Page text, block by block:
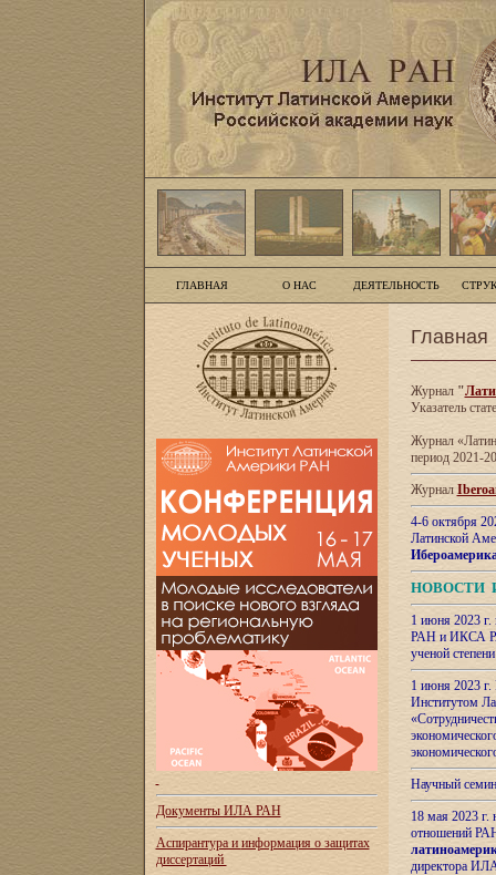
ГЛАВНАЯ О НАС ДЕЯТЕЛЬНОСТЬ
Документы ИЛА РАН
Аспирантура и информация о защитах
диссертаций
Главная
Журнал"
Указатель
Журнал
период 2021-
Журнал
4-6 октября
Латинской
НОВОСТИ
1 июня 2023
РАН и ИКСА
ученой
1 июня 2023
Институтом
Научный
18 мая 2023
отношений
директора